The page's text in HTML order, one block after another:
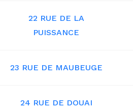
22 RUE DE LA
PUISSANCE
23 RUE DE MAUBEUGE
24 RUE DE DOUAI